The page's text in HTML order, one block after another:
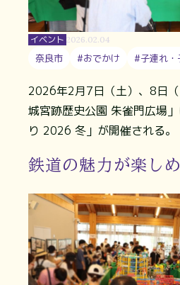
イベント 2026.02.04
奈良市 #おでかけ #子連れ・
2026年2月7日（土）、8日
城宮跡歴史公園 朱雀門広場
り 2026 冬」が開催される。
鉄道の魅力が楽し